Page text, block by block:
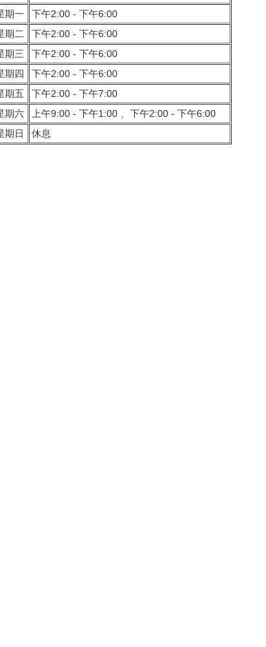
期一
下午2:00 - 下午6:00
期二
下午2:00 - 下午6:00
期三
下午2:00 - 下午6:00
期四
下午2:00 - 下午6:00
期五
下午2:00 - 下午7:00
期六
上午9:00 - 下午1:00 、下午2:00 - 下午6:00
期日
休息